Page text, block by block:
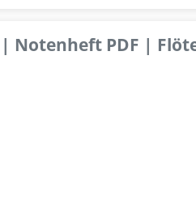
Notenheft PDF |